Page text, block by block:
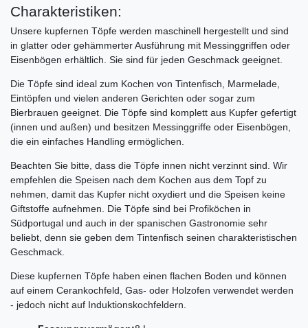
Charakteristiken:
Unsere kupfernen Töpfe werden maschinell hergestellt und sind
in glatter oder gehämmerter Ausführung mit Messinggriffen oder
Eisenbögen erhältlich. Sie sind für jeden Geschmack geeignet.
Die Töpfe sind ideal zum Kochen von Tintenfisch, Marmelade,
Eintöpfen und vielen anderen Gerichten oder sogar zum
Bierbrauen geeignet. Die Töpfe sind komplett aus Kupfer gefertigt
(innen und außen) und besitzen Messinggriffe oder Eisenbögen,
die ein einfaches Handling ermöglichen.
Beachten Sie bitte, dass die Töpfe innen nicht verzinnt sind. Wir
empfehlen die Speisen nach dem Kochen aus dem Topf zu
nehmen, damit das Kupfer nicht oxydiert und die Speisen keine
Giftstoffe aufnehmen. Die Töpfe sind bei Profiköchen in
Südportugal und auch in der spanischen Gastronomie sehr
beliebt, denn sie geben dem Tintenfisch seinen charakteristischen
Geschmack.
Diese kupfernen Töpfe haben einen flachen Boden und können
auf einem Cerankochfeld, Gas- oder Holzofen verwendet werden
- jedoch nicht auf Induktionskochfeldern.